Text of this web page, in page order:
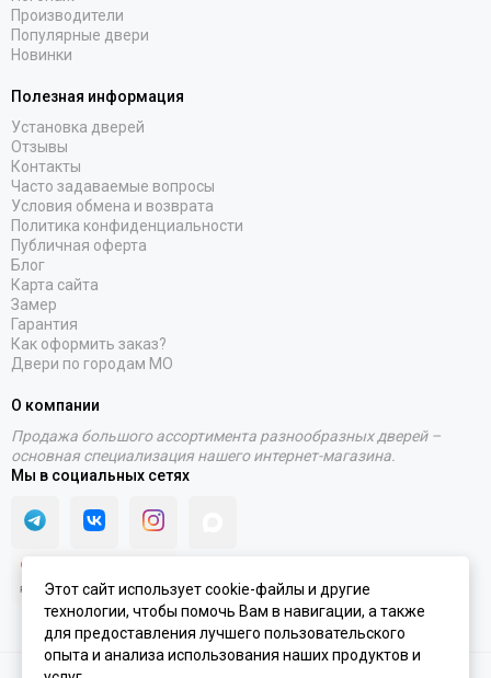
Производители
Популярные двери
Новинки
Полезная информация
Установка дверей
Отзывы
Контакты
Часто задаваемые вопросы
Условия обмена и возврата
Политика конфиденциальности
Публичная оферта
Блог
Карта сайта
Замер
Гарантия
Как оформить заказ?
Двери по городам МО
О компании
Продажа большого ассортимента разнообразных дверей –
основная специализация нашего интернет-магазина.
Мы в социальных сетях
Этот сайт использует cookie-файлы и другие
технологии, чтобы помочь Вам в навигации, а также
для предоставления лучшего пользовательского
опыта и анализа использования наших продуктов и